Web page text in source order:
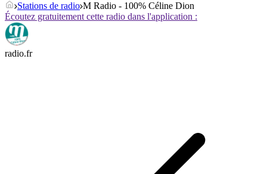
Stations de radio M Radio - 100% Céline Dion
Écoutez gratuitement cette radio dans l'application :
radio.fr